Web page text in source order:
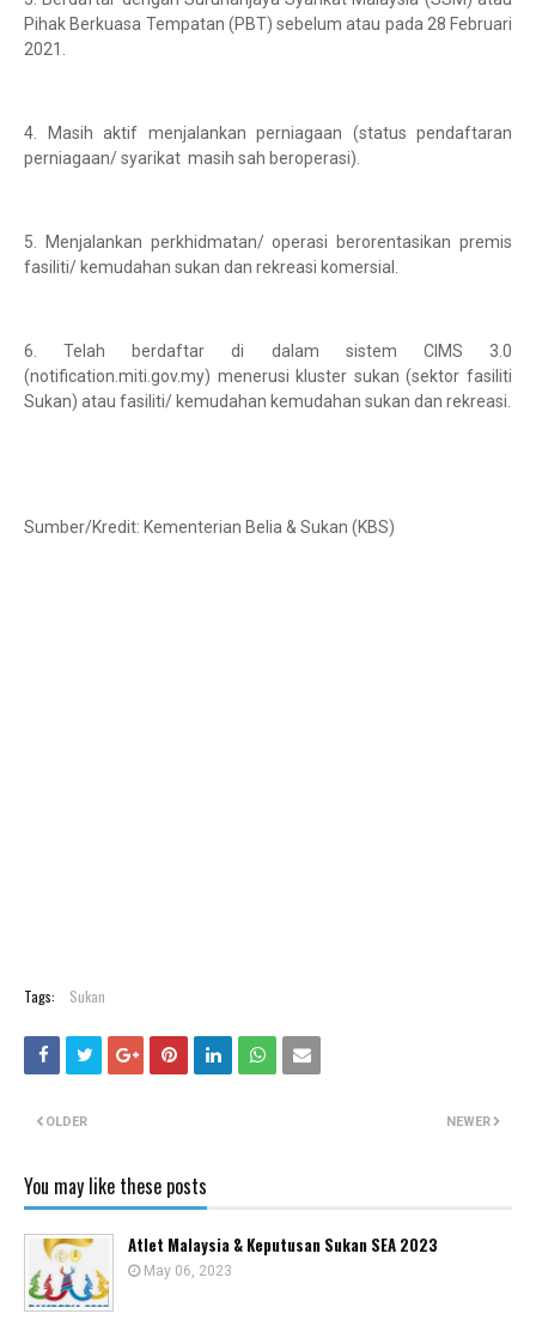
Pihak Berkuasa Tempatan (PBT) sebelum atau pada 28 Februari
2021.
4. Masih aktif menjalankan perniagaan (status pendaftaran
perniagaan/ syarikat masih sah beroperasi).
5. Menjalankan perkhidmatan/ operasi berorentasikan premis
fasiliti/ kemudahan sukan dan rekreasi komersial.
6. Telah berdaftar di dalam sistem CIMS 3.0
(notification.miti.gov.my) menerusi kluster sukan (sektor fasiliti
Sukan) atau fasiliti/ kemudahan kemudahan sukan dan rekreasi.
Sumber/Kredit: Kementerian Belia & Sukan (KBS)
Tags: Sukan
NEWER
OLDER
You may like these posts
Atlet Malaysia & Keputusan Sukan SEA 2023
May 06, 2023